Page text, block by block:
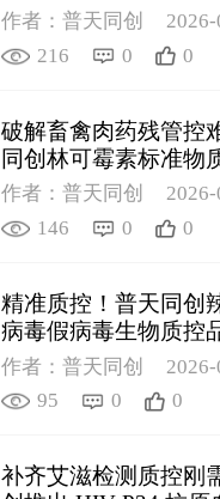
作者：普天同创
216
0 0
破解畜禽肉药残管控
同创林可霉素标准物
支撑
作者：普天同创
146
0 0
精准质控！普天同创
病毒假病毒生物质控
作者：普天同创
95
0 0
补齐艾滋检测质控刚